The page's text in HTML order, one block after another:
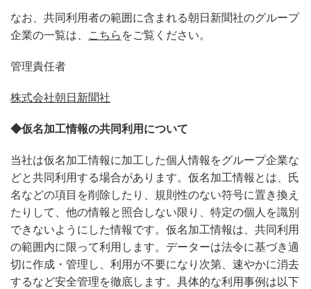
なお、共同利用者の範囲に含まれる朝日新聞社のグループ
企業の一覧は、
こちら をご覧ください。
管理責任者
株式会社朝日新聞社
◆仮名加工情報の共同利用について
当社は仮名加工情報に加工した個人情報をグループ企業な
どと共同利用する場合があります。仮名加工情報とは、氏
名などの項目を削除したり、規則性のない符号に置き換え
たりして、他の情報と照合しない限り、特定の個人を識別
できないようにした情報です。仮名加工情報は、共同利用
の範囲内に限って利用します。データーは法令に基づき適
切に作成・管理し、利用が不要になり次第、速やかに消去
するなど安全管理を徹底します。具体的な利用事例は以下